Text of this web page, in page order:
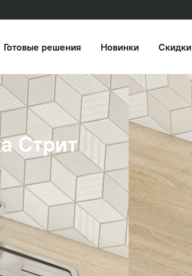
Готовые решения Новинки Скидки
Стрит